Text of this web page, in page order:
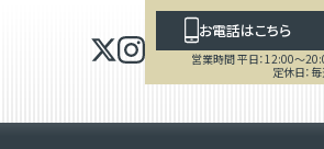
お電話はこちら
営業時間 平日：12:00～
定休日：